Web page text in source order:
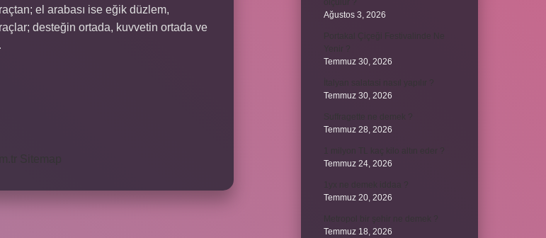
el arabası ise eğik düzlem,
desteğin ortada, kuvvetin ortada ve
Ağustos 3, 2026
Temmuz 30, 2026
Temmuz 30, 2026
Temmuz 28, 2026
Temmuz 24, 2026
Temmuz 20, 2026
Temmuz 18, 2026